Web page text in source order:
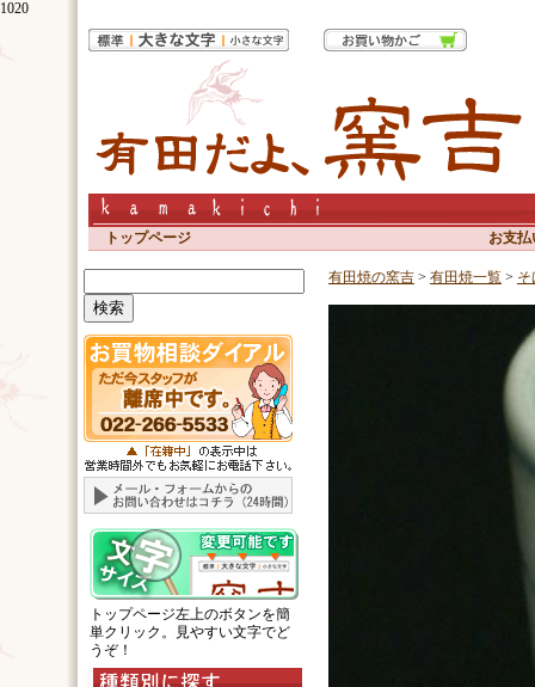
1020
トップページ お支
トップページ左上のボタンを簡
単クリック。見やすい文字でど
うぞ！
有田焼の窯吉 > 有田焼一覧 > そ